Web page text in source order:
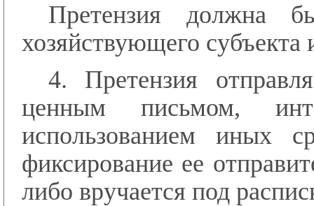
Претензия должна
хозяйствующего субъекта
4. Претензия
ценным письмом,
использованием иных
фиксирование ее
либо вручается под